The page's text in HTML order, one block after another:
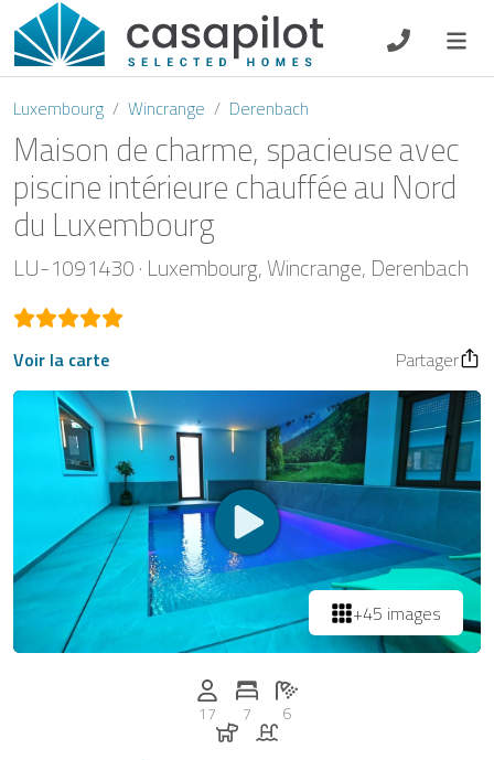
DE EN ES
Petit-déjeuner
Chèque-cadeau
Propriétaire
Luxembourg Wincrange Derenbach
Maison de charme, spacieuse avec
piscine intérieure chauffée au Nord
du Luxembourg
LU-1091430 Luxembourg Wincrange Derenbach
Voir la carte Partager
+45 images
Personnes (max): 17
17
Nombre de chambres: 7
7
Nombre de salles de bain: 6
6
Chiens autorisés
Piscine